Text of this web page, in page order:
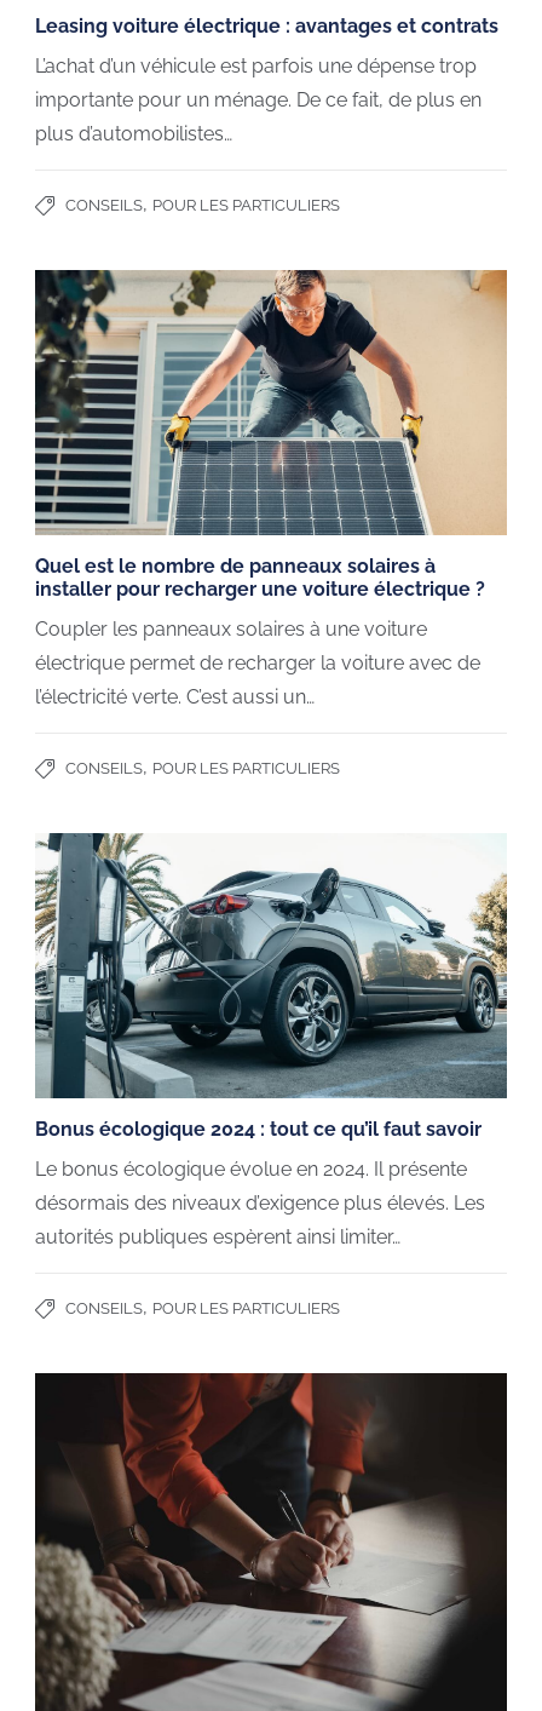
Leasing voiture électrique : avantages et contrats
L’achat d’un véhicule est parfois une dépense trop
importante pour un ménage. De ce fait, de plus en
plus d’automobilistes…
CONSEILS, POUR LES PARTICULIERS
Quel est le nombre de panneaux solaires à
installer pour recharger une voiture électrique ?
Coupler les panneaux solaires à une voiture
électrique permet de recharger la voiture avec de
l’électricité verte. C’est aussi un…
CONSEILS, POUR LES PARTICULIERS
Bonus écologique 2024 : tout ce qu’il faut savoir
Le bonus écologique évolue en 2024. Il présente
désormais des niveaux d’exigence plus élevés. Les
autorités publiques espèrent ainsi limiter…
CONSEILS, POUR LES PARTICULIERS